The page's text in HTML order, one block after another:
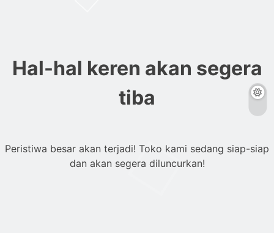
Hal-hal keren akan segera
tiba
Peristiwa besar akan terjadi! Toko kami sedang siap-siap
dan akan segera diluncurkan!